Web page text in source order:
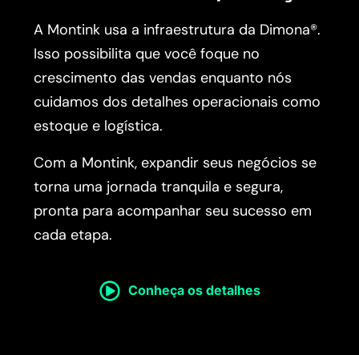
A Montink usa a infraestrutura da Dimona®.
Isso possibilita que você foque no
crescimento das vendas enquanto nós
cuidamos dos detalhes operacionais como
estoque e logística.
Com a Montink, expandir seus negócios se
torna uma jornada tranquila e segura,
pronta para acompanhar seu sucesso em
cada etapa.
Conheça os detalhes